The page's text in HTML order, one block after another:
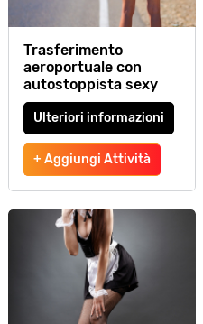
Trasferimento
aeroportuale con
autostoppista sexy
Ulteriori informazioni
+ Aggiungi Attività